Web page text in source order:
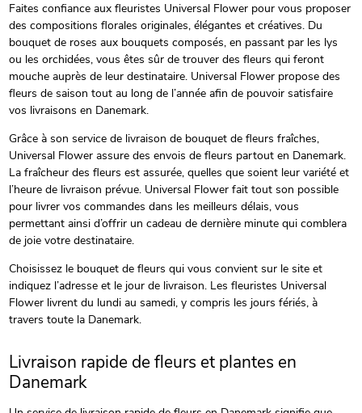
Faites confiance aux fleuristes Universal Flower pour vous proposer
des compositions florales originales, élégantes et créatives. Du
bouquet de roses aux bouquets composés, en passant par les lys
ou les orchidées, vous êtes sûr de trouver des fleurs qui feront
mouche auprès de leur destinataire. Universal Flower propose des
fleurs de saison tout au long de l’année afin de pouvoir satisfaire
vos livraisons en Danemark.
Grâce à son service de livraison de bouquet de fleurs fraîches,
Universal Flower assure des envois de fleurs partout en Danemark.
La fraîcheur des fleurs est assurée, quelles que soient leur variété et
l’heure de livraison prévue. Universal Flower fait tout son possible
pour livrer vos commandes dans les meilleurs délais, vous
permettant ainsi d’offrir un cadeau de dernière minute qui comblera
de joie votre destinataire.
Choisissez le bouquet de fleurs qui vous convient sur le site et
indiquez l’adresse et le jour de livraison. Les fleuristes Universal
Flower livrent du lundi au samedi, y compris les jours fériés, à
travers toute la Danemark.
Livraison rapide de fleurs et plantes en
Danemark